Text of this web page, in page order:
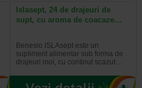
Islasept, 24 de drajeuri de
supt, cu aroma de coacaze…
Benesio ISLAsept este un
supliment alimentar sub forma de
drajeuri moi, cu continut scazut…